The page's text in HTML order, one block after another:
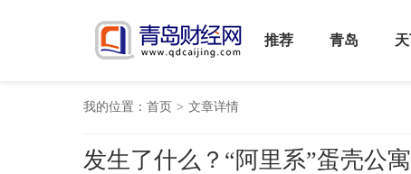
推荐 青岛
我的位置： 首页 > 文章详情
发生了什么？“阿里系”蛋壳公